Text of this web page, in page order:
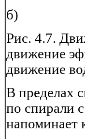
б)
Рис. 4.7.
движение
движение
В пределах
по спирали
напоминает